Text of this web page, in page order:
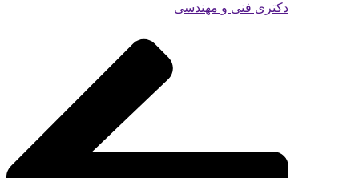
دکتری فنی و مهندسی